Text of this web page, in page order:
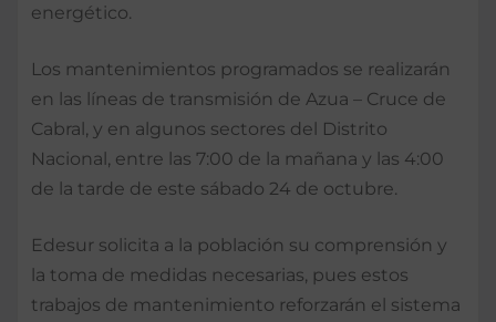
energético.
Los mantenimientos programados se realizarán
en las líneas de transmisión de Azua – Cruce de
Cabral, y en algunos sectores del Distrito
Nacional, entre las 7:00 de la mañana y las 4:00
de la tarde de este sábado 24 de octubre.
Edesur solicita a la población su comprensión y
la toma de medidas necesarias, pues estos
trabajos de mantenimiento reforzarán el sistema